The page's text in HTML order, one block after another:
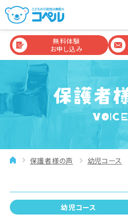
無料体験
お申し込み
VOICE
保護者様の声 幼児コース
幼児コース